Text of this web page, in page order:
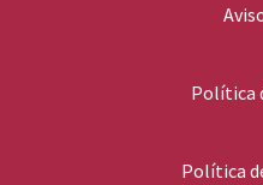
Política
Política